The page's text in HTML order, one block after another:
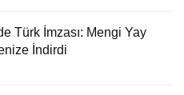
Türk İmzası: Mengi Yay
İndirdi